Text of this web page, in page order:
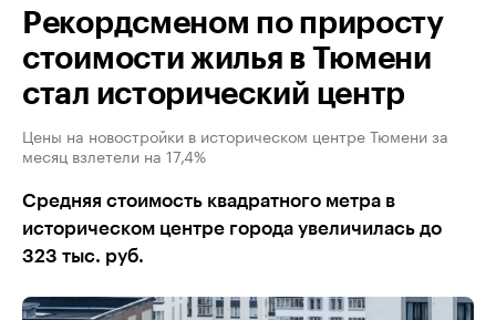
Рекордсменом по приросту
стоимости жилья в Тюмени
стал исторический центр
Цены на новостройки в историческом центре Тюмени за
месяц взлетели на 17,4%
Средняя стоимость квадратного метра в
историческом центре города увеличилась до
323 тыс. руб.